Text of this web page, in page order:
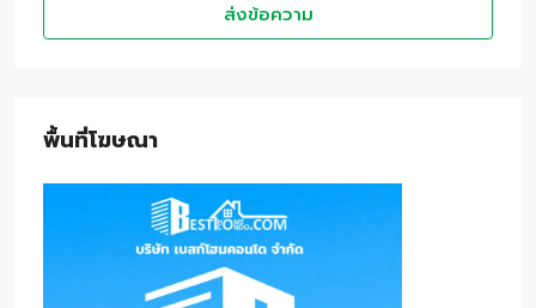
ส่งข้อความ
พื้นที่โฆษณา